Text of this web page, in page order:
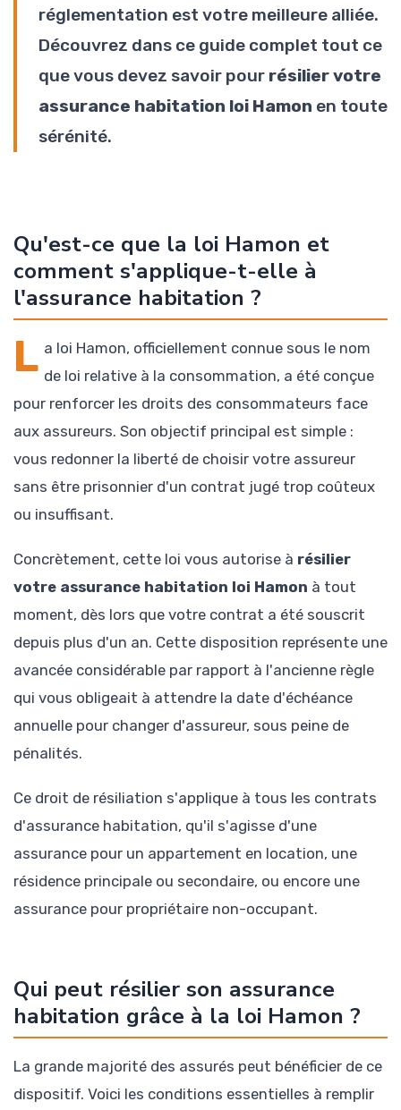
réglementation est votre meilleure alliée.
Découvrez dans ce guide complet tout ce
que vous devez savoir pour résilier votre
assurance habitation loi Hamon en toute
sérénité.
Qu'est-ce que la loi Hamon et
comment s'applique-t-elle à
l'assurance habitation ?
L a loi Hamon, officiellement connue sous le nom
de loi relative à la consommation, a été conçue
pour renforcer les droits des consommateurs face
aux assureurs. Son objectif principal est simple :
vous redonner la liberté de choisir votre assureur
sans être prisonnier d'un contrat jugé trop coûteux
ou insuffisant.
Concrètement, cette loi vous autorise à résilier
votre assurance habitation loi Hamon à tout
moment, dès lors que votre contrat a été souscrit
depuis plus d'un an. Cette disposition représente une
avancée considérable par rapport à l'ancienne règle
qui vous obligeait à attendre la date d'échéance
annuelle pour changer d'assureur, sous peine de
pénalités.
Ce droit de résiliation s'applique à tous les contrats
d'assurance habitation, qu'il s'agisse d'une
assurance pour un appartement en location, une
résidence principale ou secondaire, ou encore une
assurance pour propriétaire non-occupant.
Qui peut résilier son assurance
habitation grâce à la loi Hamon ?
La grande majorité des assurés peut bénéficier de ce
dispositif. Voici les conditions essentielles à remplir